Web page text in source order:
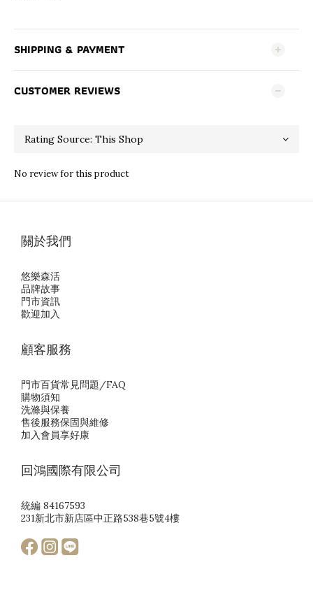
SHIPPING & PAYMENT
CUSTOMER REVIEWS
No review for this product
關於我們
悠樂森活
品牌故事
門市資訊
歡迎加入
顧客服務
門市百貨常見問題/FAQ
購物須知
洗滌與保養
售後服務保固與維修
加入會員享好康
回鴻國際有限公司
統編 84167593
231新北市新店區中正路538巷5號4樓